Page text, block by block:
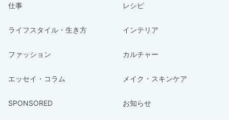
仕事 レシピ
ライフスタイル・生き方 インテリア
ファッション カルチャー
エッセイ・コラム メイク・スキンケア
SPONSORED お知らせ